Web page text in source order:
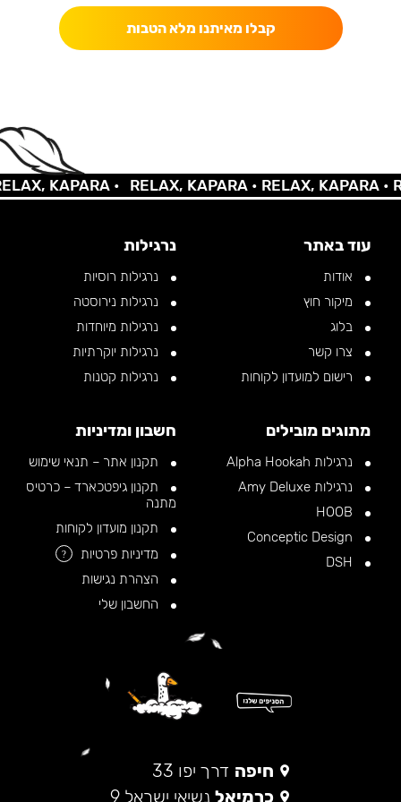
קבלו מאיתנו מלא הטבות
KAPARA • RELAX, KAPARA •RELAX, KAPARA •
עוד באתר
אודות
מיקור חוץ
בלוג
צרו קשר
רישום למועדון לקוחות
נרגילות
נרגילות רוסיות
נרגילות נירוסטה
נרגילות מיוחדות
נרגילות יוקרתיות
נרגילות קטנות
מתוגים מובילים
נרגילות Alpha Hookah
נרגילות Amy Deluxe
חשבון ומדיניות
תקנון אתר – תנאי שימוש
תקנון גיפטכארד – כרטיס
מתנה
תקנון מועדון לקוחות
מדיניות פרטיות
?
הצהרת נגישות
החשבון שלי
חיפה דרך יפו 33
כרמיאל נשיאי ישראל 9